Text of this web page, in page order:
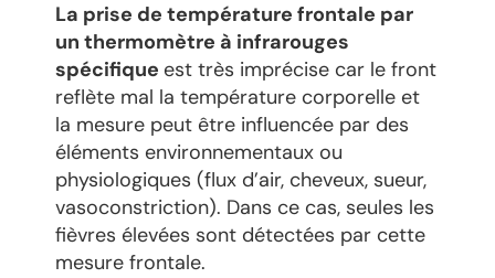
La prise de température frontale par
un thermomètre à infrarouges
spécifique est très imprécise car le front
reflète mal la température corporelle et
la mesure peut être influencée par des
éléments environnementaux ou
physiologiques (flux d’air, cheveux, sueur,
vasoconstriction). Dans ce cas, seules les
fièvres élevées sont détectées par cette
mesure frontale.